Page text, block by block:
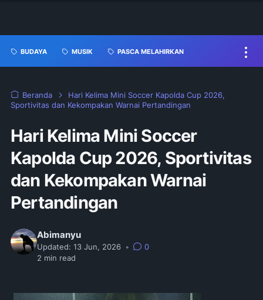
BUDAYA MUSIK PASCA MELAHIRKAN
Beranda
Hari Kelima Mini Soccer Kapolda Cup 2026,
Sportivitas dan Kekompakan Warnai Pertandingan
Hari Kelima Mini Soccer
Kapolda Cup 2026, Sportivitas
dan Kekompakan Warnai
Pertandingan
Abimanyu
Updated: 13 Jun, 2026 •
0
2 min read